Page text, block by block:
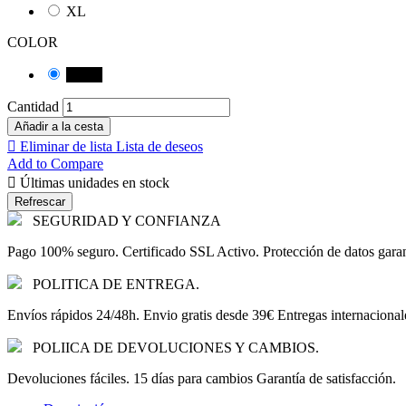
XL
COLOR
Cantidad
Añadir a la cesta
 Eliminar de lista Lista de deseos
Add to Compare
 Últimas unidades en stock
SEGURIDAD Y CONFIANZA
Pago 100% seguro. Certificado SSL Activo. Protección de datos
POLITICA DE ENTREGA.
Envíos rápidos 24/48h. Envio gratis desde 39€ Entregas
POLIICA DE DEVOLUCIONES Y CAMBIOS.
Devoluciones fáciles. 15 días para cambios Garantía de satisfacción.